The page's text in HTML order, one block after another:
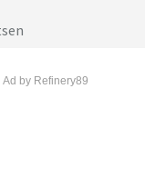
by Refinery89